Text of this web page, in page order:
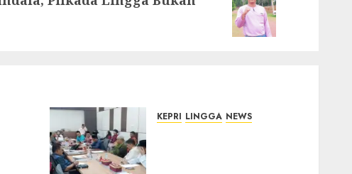
KEPRI LINGGA NEWS